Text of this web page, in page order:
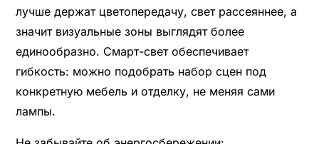
лучше держат цветопередачу, свет рассеяннее, а
значит визуальные зоны выглядят более
единообразно. Смарт-свет обеспечивает
гибкость: можно подобрать набор сцен под
конкретную мебель и отделку, не меняя сами
лампы.